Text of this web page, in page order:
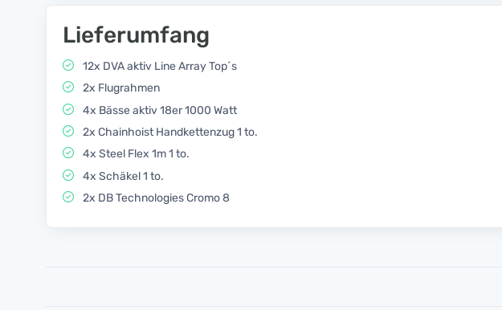
Lieferumfang
12x DVA aktiv Line Array Top´s
2x Flugrahmen
4x Bässe aktiv 18er 1000 Watt
2x Chainhoist Handkettenzug 1 to.
4x Steel Flex 1m 1 to.
4x Schäkel 1 to.
2x DB Technologies Cromo 8